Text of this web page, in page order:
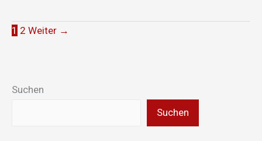
1 2 Weiter →
Suchen
Suchen